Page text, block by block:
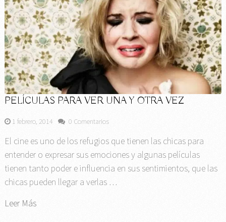
PELÍCULAS PARA VER UNA Y OTRA VEZ
1 febrero, 2014 0 Comentarios
El cine es uno de los refugios que tienen las chicas para
entender o expresar sus emociones y algunas películas
tienen tanto poder e influencia en sus sentimientos, que las
chicas pueden llegar a verlas …
Leer Más